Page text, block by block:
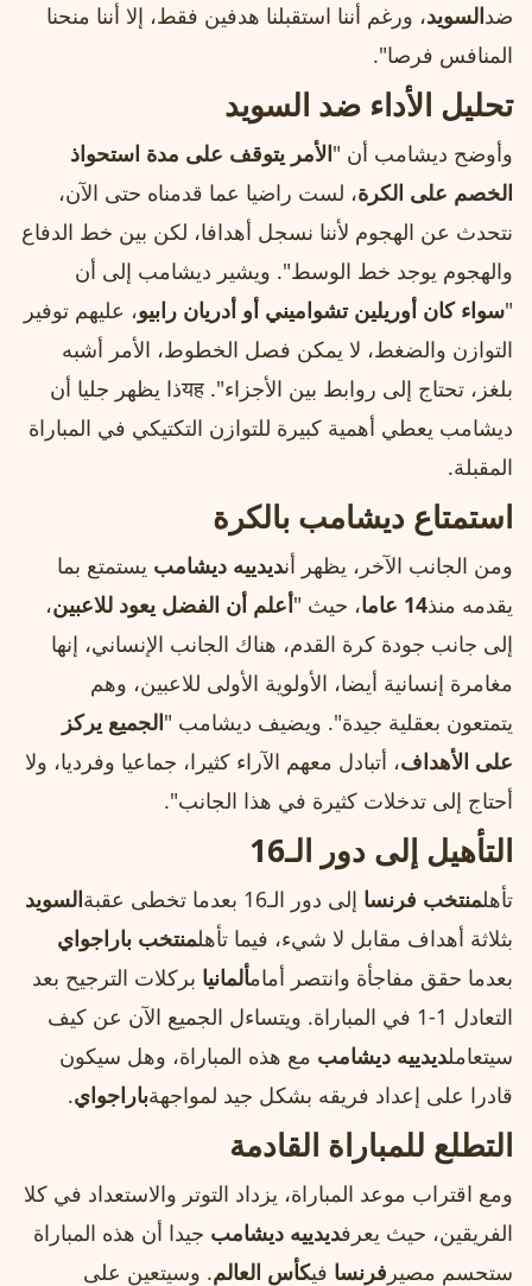
ضدالسويد، ورغم أننا استقبلنا هدفين فقط، إلا أننا منحنا
المنافس فرصا".
تحليل الأداء ضد السويد
وأوضح ديشامب أن "الأمر يتوقف على مدة استحواذ
الخصم على الكرة، لست راضيا عما قدمناه حتى الآن،
نتحدث عن الهجوم لأننا نسجل أهدافا، لكن بين خط الدفاع
والهجوم يوجد خط الوسط". ويشير ديشامب إلى أن
"سواء كان أوريلين تشواميني أو أدريان رابيو، عليهم توفير
التوازن والضغط، لا يمكن فصل الخطوط، الأمر أشبه
بلغز، تحتاج إلى روابط بين الأجزاء". यहذا يظهر جليا أن
ديشامب يعطي أهمية كبيرة للتوازن التكتيكي في المباراة
المقبلة.
استمتاع ديشامب بالكرة
ومن الجانب الآخر، يظهر أنديدييه ديشامب يستمتع بما
يقدمه منذ14 عاما ، حيث "أعلم أن الفضل يعود للاعبين،
إلى جانب جودة كرة القدم، هناك الجانب الإنساني، إنها
مغامرة إنسانية أيضا، الأولوية الأولى للاعبين، وهم
يتمتعون بعقلية جيدة". ويضيف ديشامب "الجميع يركز
على الأهداف، أتبادل معهم الآراء كثيرا، جماعيا وفرديا، ولا
أحتاج إلى تدخلات كثيرة في هذا الجانب".
التأهيل إلى دور الـ16
تأهلمنتخب فرنسا إلى دور الـ16 بعدما تخطى عقبة
السويد
بثلاثة أهداف مقابل لا شيء، فيما تأهلمنتخب باراجواي
بعدما حقق مفاجأة وانتصر أمامألمانيا بركلات الترجيح بعد
التعادل 1-1 في المباراة. ويتساءل الجميع الآن عن كيف
سيتعاملديدييه ديشامب مع هذه المباراة، وهل سيكون
قادرا على إعداد فريقه بشكل جيد لمواجهةباراجواي.
التطلع للمباراة القادمة
ومع اقتراب موعد المباراة، يزداد التوتر والاستعداد في كلا
الفريقين، حيث يعرفديدييه ديشامب جيدا أن هذه المباراة
ستحسم مصير فرنسا فيكأس العالم. وسيتعين على